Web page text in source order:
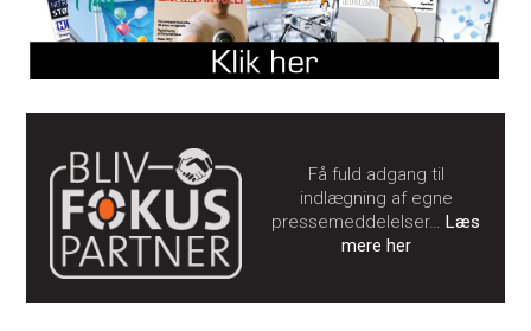
Få fuld adgang til
indlægning af egne
pressemeddelelser…Læs
mere her